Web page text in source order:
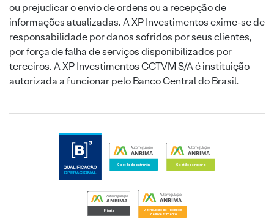
ou prejudicar o envio de ordens ou a recepção de
informações atualizadas. A XP Investimentos exime-se de
responsabilidade por danos sofridos por seus clientes,
por força de falha de serviços disponibilizados por
terceiros. A XP Investimentos CCTVM S/A é instituição
autorizada a funcionar pelo Banco Central do Brasil.